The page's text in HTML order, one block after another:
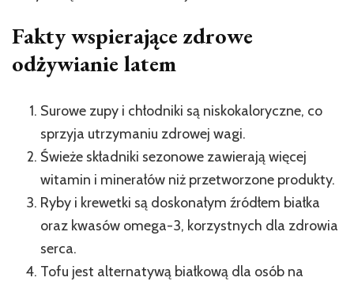
Fakty wspierające zdrowe
odżywianie latem
Surowe zupy i chłodniki są niskokaloryczne, co
sprzyja utrzymaniu zdrowej wagi.
Świeże składniki sezonowe zawierają więcej
witamin i minerałów niż przetworzone produkty.
Ryby i krewetki są doskonałym źródłem białka
oraz kwasów omega-3, korzystnych dla zdrowia
serca.
Tofu jest alternatywą białkową dla osób na